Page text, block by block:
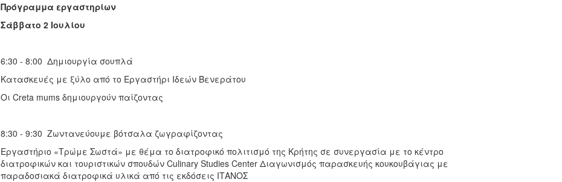
Πρόγραμμα εργαστηρίων
Σάββατο 2 Ιουλίου
6:30 - 8:00 Δημιουργία σουπλά
Κατασκευές με ξύλο από το Εργαστήρι Ιδεών Βενεράτου
Οι Creta mums δημιουργούν παίζοντας
8:30 - 9:30 Ζωντανεύουμε βότσαλα ζωγραφίζοντας
Εργαστήριο «Τρώμε Σωστά» με θέμα το διατροφικό πολιτισμό της Κρήτης σε συνεργασία με το κέντρο
διατροφικών και τουριστικών σπουδών Culinary Studies Center Διαγωνισμός παρασκευής κουκουβάγιας με
παραδοσιακά διατροφικά υλικά από τις εκδόσεις ΙΤΑΝΟΣ